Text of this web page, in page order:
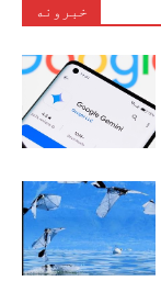
خبرونه